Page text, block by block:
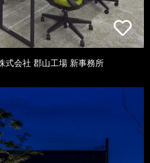
式会社 郡山工場 新事務所